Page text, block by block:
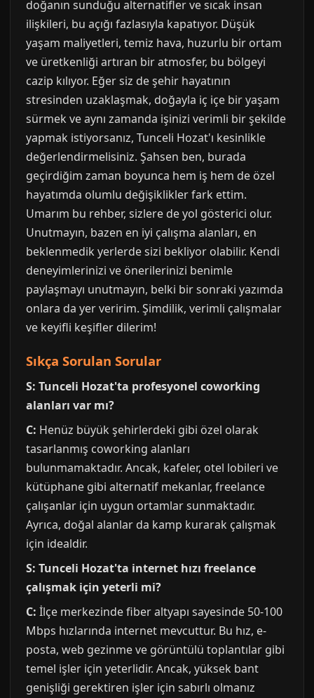
doğanın sunduğu alternatifler ve sıcak insan
ilişkileri, bu açığı fazlasıyla kapatıyor. Düşük
yaşam maliyetleri, temiz hava, huzurlu bir ortam
ve üretkenliği artıran bir atmosfer, bu bölgeyi
cazip kılıyor. Eğer siz de şehir hayatının
stresinden uzaklaşmak, doğayla iç içe bir yaşam
sürmek ve aynı zamanda işinizi verimli bir şekilde
yapmak istiyorsanız, Tunceli Hozat'ı kesinlikle
değerlendirmelisiniz. Şahsen ben, burada
geçirdiğim zaman boyunca hem iş hem de özel
hayatımda olumlu değişiklikler fark ettim.
Umarım bu rehber, sizlere de yol gösterici olur.
Unutmayın, bazen en iyi çalışma alanları, en
beklenmedik yerlerde sizi bekliyor olabilir. Kendi
deneyimlerinizi ve önerilerinizi benimle
paylaşmayı unutmayın, belki bir sonraki yazımda
onlara da yer veririm. Şimdilik, verimli çalışmalar
ve keyifli keşifler dilerim!
Sıkça Sorulan Sorular
S: Tunceli Hozat'ta profesyonel coworking
alanları var mı?
C: Henüz büyük şehirlerdeki gibi özel olarak
tasarlanmış coworking alanları
bulunmamaktadır. Ancak, kafeler, otel lobileri ve
kütüphane gibi alternatif mekanlar, freelance
çalışanlar için uygun ortamlar sunmaktadır.
Ayrıca, doğal alanlar da kamp kurarak çalışmak
için idealdir.
S: Tunceli Hozat'ta internet hızı freelance
çalışmak için yeterli mi?
C: İlçe merkezinde fiber altyapı sayesinde 50-100
Mbps hızlarında internet mevcuttur. Bu hız, e-
posta, web gezinme ve görüntülü toplantılar gibi
temel işler için yeterlidir. Ancak, yüksek bant
genişliği gerektiren işler için sabırlı olmanız